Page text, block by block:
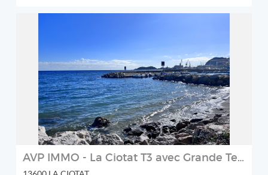
2
AVP IMMO - La Ciotat T3 avec Grande Terrasse